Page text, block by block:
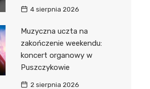
4 sierpnia 2026
Muzyczna uczta na
zakończenie weekendu:
koncert organowy w
Puszczykowie
2 sierpnia 2026